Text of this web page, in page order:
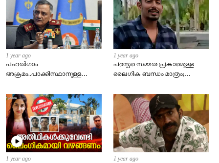
1 year ago
പഹൽഗാം
അക്രമം..പാക്കിസ്ഥാനുള്ള
വിജയമാണ് പ്രധാനം
1 year ago
പരസ്പര സമ്മത പ്രകാരമുള്ള
ലൈഗിക ബന്ധം മാത്രം;
ലക്ഷ്യമിടുന്നത്
ബലാത്സംഗക്കുറ്റത്തിൽ നിന്നും
ഒഴിയുക
1 year ago 1 year ago